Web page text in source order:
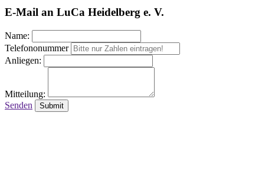
E-Mail an LuCa Heidelberg e. V.
Name:
Telefononummer
Anliegen:
Mitteilung:
Senden